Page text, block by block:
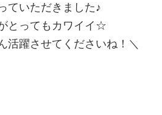
ていただきました♪
とってもカワイイ☆
活躍させてくださいね！＼